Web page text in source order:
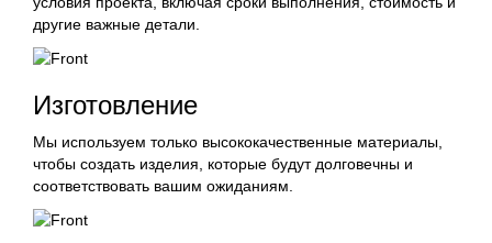
другие важные детали.
Изготовление
Мы используем только высококачественные материалы,
чтобы создать изделия, которые будут долговечны и
соответствовать вашим ожиданиям.